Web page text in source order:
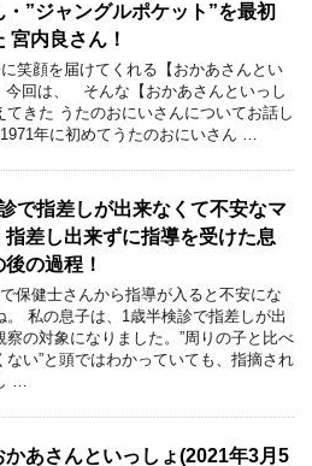
・”ジャングルポケット”を最初
宮内良さん！
笑顔を届けてくれる【おかあさんとい
回は、 そんな【おかあさんといっし
てきた うたのおにいさんについてお話し
年に初めてうたのおにいさん …
で指差しが出来なくて不安なマ
指差し出来ずに指導を受けた息
の過程！
保健士さんから指導が入ると不安にな
。 私の息子は、1歳半検診で指差しが出
察の対象になりました。”周りの子と比べ
ない”と頭ではわかっていても、指摘され
…
かあさんといっしょ(2021年3月5